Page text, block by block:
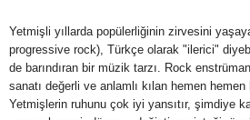
Yetmişli yıllarda popülerliğinin zirvesini
progressive rock), Türkçe olarak "ilerici"
de barındıran bir müzik tarzı. Rock
sanatı değerli ve anlamlı kılan hemen
Yetmişlerin ruhunu çok iyi yansıtır, şimdiye